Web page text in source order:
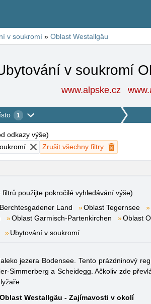
v soukromí » Oblast Westallgäu
v soukromí
www.alpske.cz
1
odkazy výše)
Zrušit všechny filtry
použijte pokročilé vyhledávání výše)
Land Oblast Tegernsee
Oblast Garmisch-Partenkirchen Oblast
Ubytování v soukromí
jezera Bodensee. Tento prázdninový
Simmerberg a Scheidegg. Ačkoliv zde
Oblast Westallgäu - Zajímavosti v okolí